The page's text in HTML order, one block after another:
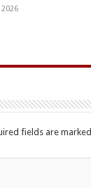
2026
fields are marked